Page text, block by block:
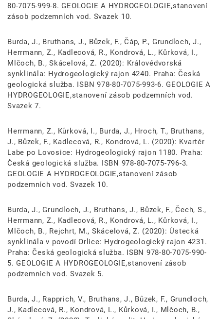
80-7075-999-8. GEOLOGIE A HYDROGEOLOGIE,stanovení
zásob podzemních vod. Svazek 10.
Burda, J., Bruthans, J., Bůzek, F., Čáp, P., Grundloch, J.,
Herrmann, Z., Kadlecová, R., Kondrová, L., Kůrková, I.,
Mlčoch, B., Skácelová, Z. (2020): Královédvorská
synklinála: Hydrogeologický rajon 4240. Praha: Česká
geologická služba. ISBN 978-80-7075-993-6. GEOLOGIE A
HYDROGEOLOGIE,stanovení zásob podzemních vod.
Svazek 7.
Herrmann, Z., Kůrková, I., Burda, J., Hroch, T., Bruthans,
J., Bůzek, F., Kadlecová, R., Kondrová, L. (2020): Kvartér
Labe po Lovosice: Hydrogeologický rajon 1180. Praha:
Česká geologická služba. ISBN 978-80-7075-796-3.
GEOLOGIE A HYDROGEOLOGIE,stanovení zásob
podzemních vod. Svazek 10.
Burda, J., Grundloch, J., Bruthans, J., Bůzek, F., Čech, S.,
Herrmann, Z., Kadlecová, R., Kondrová, L., Kůrková, I.,
Mlčoch, B., Rejchrt, M., Skácelová, Z. (2020): Ústecká
synklinála v povodí Orlice: Hydrogeologický rajon 4231.
Praha: Česká geologická služba. ISBN 978-80-7075-990-
5. GEOLOGIE A HYDROGEOLOGIE,stanovení zásob
podzemních vod. Svazek 5.
Burda, J., Rapprich, V., Bruthans, J., Bůzek, F., Grundloch,
J., Kadlecová, R., Kondrová, L., Kůrková, I., Mlčoch, B.,